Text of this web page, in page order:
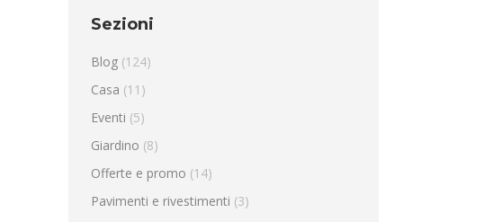
Sezioni
Blog (124)
Casa (11)
Eventi (5)
Giardino (8)
Offerte e promo (14)
Pavimenti e rivestimenti (3)